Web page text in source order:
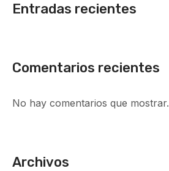
Entradas recientes
Comentarios recientes
No hay comentarios que mostrar.
Archivos